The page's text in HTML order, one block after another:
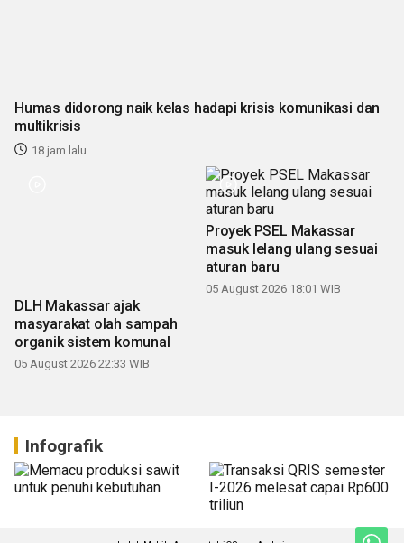
Humas didorong naik kelas hadapi krisis komunikasi dan
multikrisis
18 jam lalu
DLH Makassar ajak
masyarakat olah sampah
organik sistem komunal
05 August 2026 22:33 WIB
Proyek PSEL Makassar
masuk lelang ulang sesuai
aturan baru
05 August 2026 18:01 WIB
Infografik